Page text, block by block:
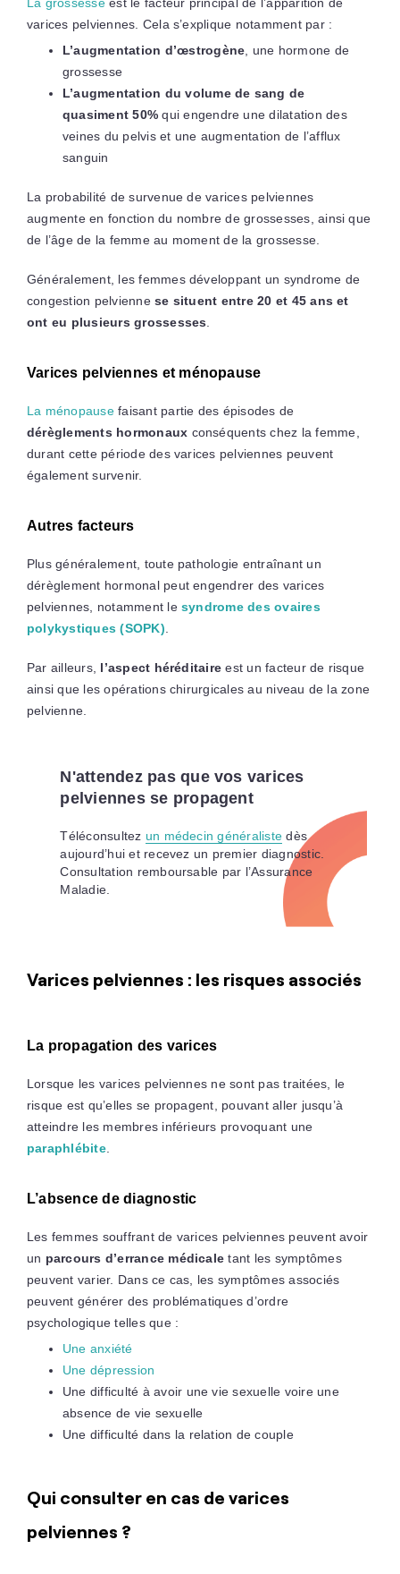
varices pelviennes. Cela s’explique notamment par :
L’augmentation d’œstrogène , une hormone de
grossesse
L’augmentation du volume de sang de
quasiment 50% qui engendre une dilatation des
veines du pelvis et une augmentation de l’afflux
sanguin
La probabilité de survenue de varices pelviennes
augmente en fonction du nombre de grossesses, ainsi que
de l’âge de la femme au moment de la grossesse.
Généralement, les femmes développant un syndrome de
congestion pelviennese situent entre 20 et 45 ans et
ont eu plusieurs grossesses
Varices pelviennes et ménopause
La ménopausefaisant partie des épisodes de
dérèglements hormonaux conséquents chez la femme,
durant cette période des varices pelviennes peuvent
également survenir.
Autres facteurs
Plus généralement, toute pathologie entraînant un
dérèglement hormonal peut engendrer des varices
pelviennes, notamment le syndrome des ovaires
polykystiques (SOPK)
Par ailleurs, l’aspect héréditaire est un facteur de risque
ainsi que les opérations chirurgicales au niveau de la zone
pelvienne.
N'attendez pas que vos varices
pelviennes se propagent
Téléconsultez un médecin généraliste dès
aujourd’hui et recevez un premier diagnostic.
Consultation remboursable par l’Assurance
Maladie.
Varices pelviennes : les risques associés
La propagation des varices
Lorsque les varices pelviennes ne sont pas traitées, le
risque est qu’elles se propagent, pouvant aller jusqu’à
atteindre les membres inférieurs provoquant une
paraphlébite.
L’absence de diagnostic
Les femmes souffrant de varices pelviennes peuvent avoir
un parcours d’errance médicale tant les symptômes
peuvent varier. Dans ce cas, les symptômes associés
peuvent générer des problématiques d’ordre
psychologique telles que :
Une anxiété
Une dépression
Une difficulté à avoir une vie sexuelle voire une
absence de vie sexuelle
Une difficulté dans la relation de couple
Qui consulter en cas de varices
pelviennes ?